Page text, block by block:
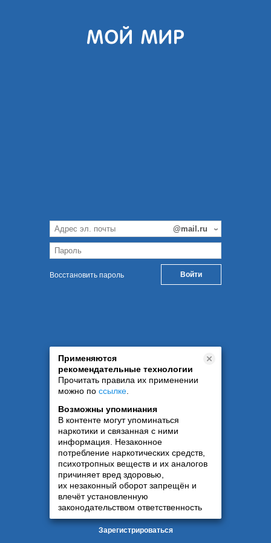
Восстановить пароль
Применяются
рекомендательные технологии
Прочитать правила их применении
можно по ссылке
Возможны упоминания
В контенте могут упоминаться
наркотики и связанная с ними
информация. Незаконное
потребление наркотических средств,
психотропных веществ и их аналогов
причиняет вред здоровью,
их незаконный оборот запрещён и
влечёт установленную
законодательством ответственность
Зарегистрироваться